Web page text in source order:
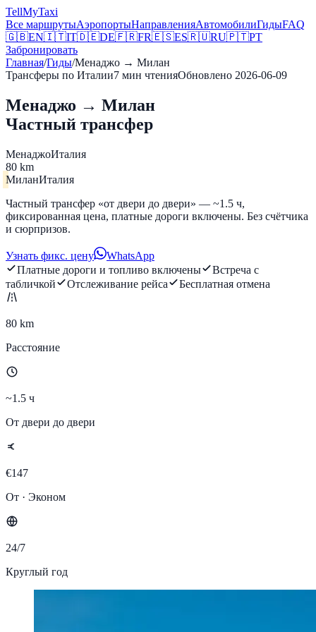
TellMyTaxi
Все маршрутыАэропортыНаправленияАвтомобилиГидыFAQ
🇬🇧EN🇮🇹IT🇩🇪DE🇫🇷FR🇪🇸ES🇷🇺RU🇵🇹PT
Забронировать
Главная/Гиды/Менаджо → Милан
Трансферы по Италии7 мин чтенияОбновлено 2026-06-09
Менаджо → Милан
Частный трансфер
МенаджоИталия
80 km
МиланИталия
Частный трансфер «от двери до двери» — ~1.5 ч,
фиксированная цена, платные дороги включены. Без счётчика
и сюрпризов.
Узнать фикс. цену
WhatsApp
Платные дороги и топливо включены
Встреча с
табличкой
Отслеживание рейса Бесплатная отмена
80 km
Расстояние
~1.5 ч
От двери до двери
€147
От · Эконом
24/7
Круглый год